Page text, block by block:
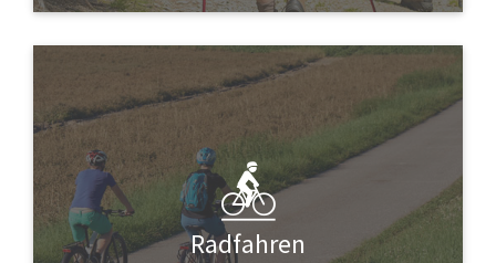
Radfahren